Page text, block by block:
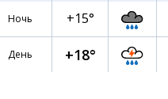
Ночь
+15°
День +18°